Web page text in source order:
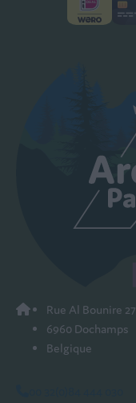
Rue Al Bounire 27
6960 Dochamps
Belgique